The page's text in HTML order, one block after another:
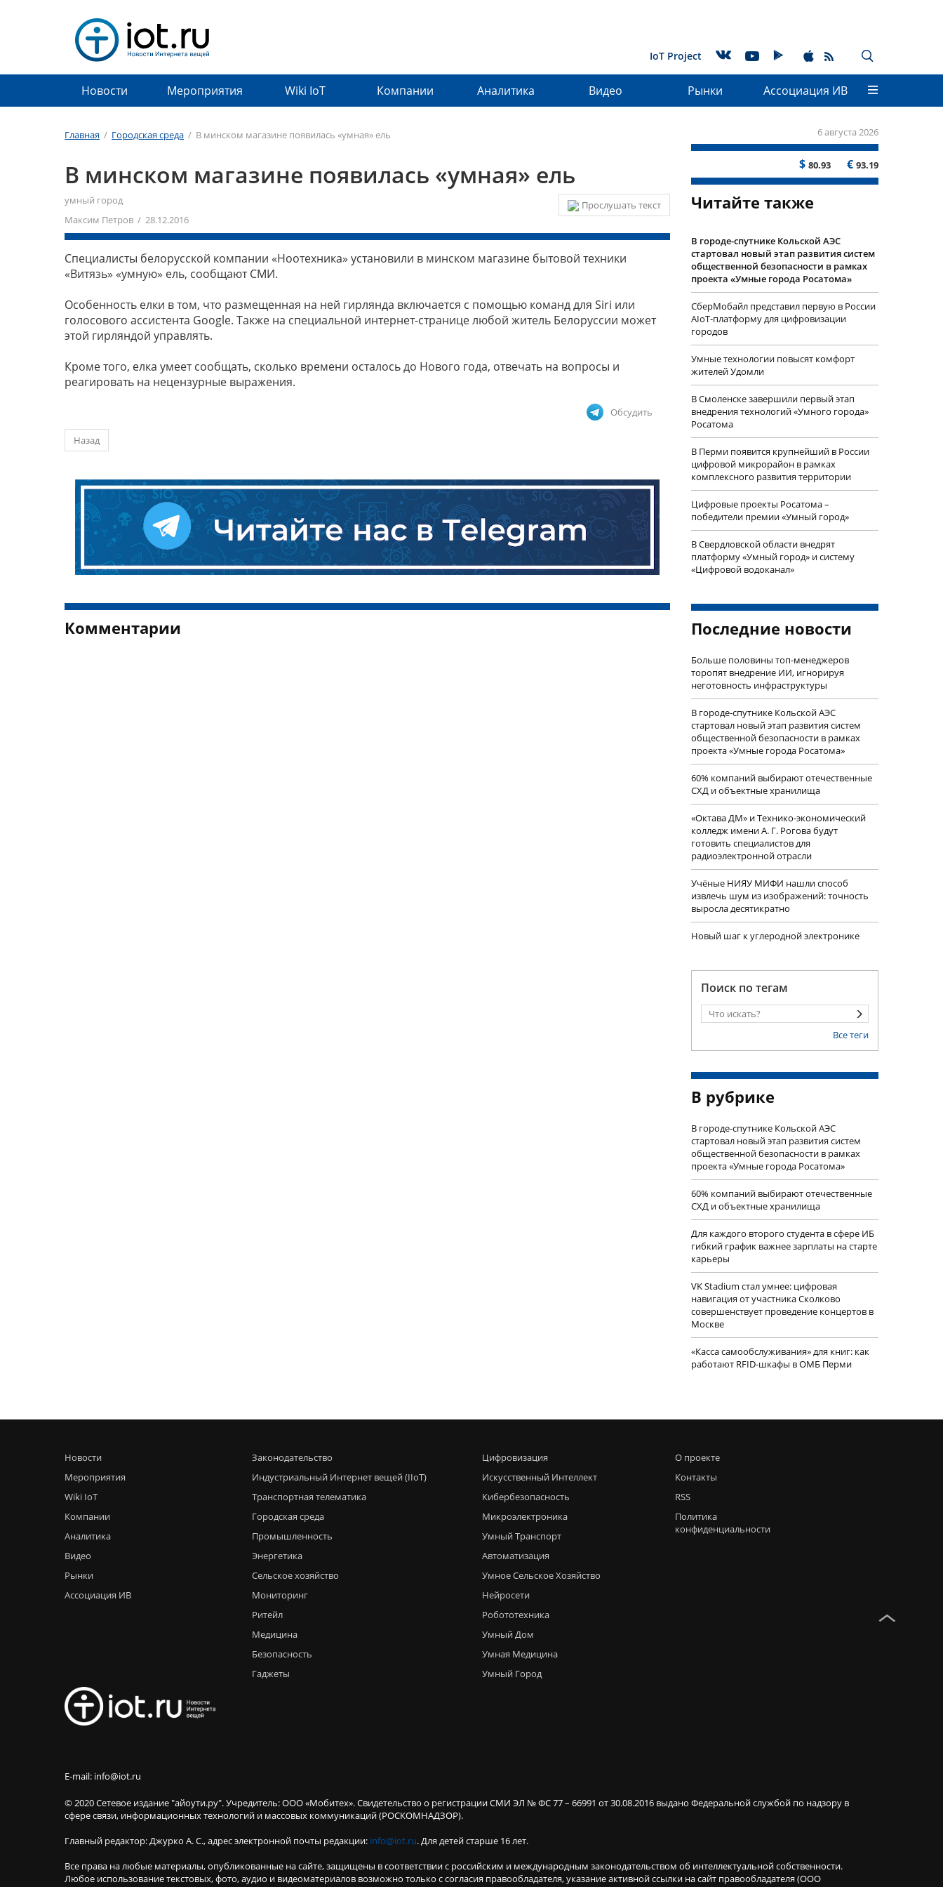
IoT Project
Новости Мероприятия Wiki IoT Компании Аналитика Видео Рынки Ассоциация ИВ
Главная / Городская среда / В минском магазине появилась «умная» ель 6 августа 2026
$ 80.93 € 93.19
В минском магазине появилась «умная» ель
Прослушать текст
умный город
Максим Петров / 28.12.2016
Специалисты белорусской компании «Ноотехника» установили в минском магазине бытовой техники
«Витязь» «умную» ель, сообщают СМИ.
Особенность елки в том, что размещенная на ней гирлянда включается с помощью команд для Siri или
голосового ассистента Google. Также на специальной интернет-странице любой житель Белоруссии может
этой гирляндой управлять.
Кроме того, елка умеет сообщать, сколько времени осталось до Нового года, отвечать на вопросы и
реагировать на нецензурные выражения.
Обсудить
Назад
Комментарии
Читайте также
В городе-спутнике Кольской АЭС
стартовал новый этап развития систем
общественной безопасности в рамках
проекта «Умные города Росатома»
СберМобайл представил первую в России
AIoT-платформу для цифровизации
городов
Умные технологии повысят комфорт
жителей Удомли
В Смоленске завершили первый этап
внедрения технологий «Умного города»
Росатома
В Перми появится крупнейший в России
цифровой микрорайон в рамках
комплексного развития территории
Цифровые проекты Росатома –
победители премии «Умный город»
В Свердловской области внедрят
платформу «Умный город» и систему
«Цифровой водоканал»
Последние новости
Больше половины топ-менеджеров
торопят внедрение ИИ, игнорируя
неготовность инфраструктуры
В городе-спутнике Кольской АЭС
стартовал новый этап развития систем
общественной безопасности в рамках
проекта «Умные города Росатома»
60% компаний выбирают отечественные
СХД и объектные хранилища
«Октава ДМ» и Технико-экономический
колледж имени А. Г. Рогова будут
готовить специалистов для
радиоэлектронной отрасли
Учëные НИЯУ МИФИ нашли способ
извлечь шум из изображений: точность
выросла десятикратно
Новый шаг к углеродной электронике
Поиск по тегам
Все теги
В рубрике
В городе-спутнике Кольской АЭС
стартовал новый этап развития систем
общественной безопасности в рамках
проекта «Умные города Росатома»
60% компаний выбирают отечественные
СХД и объектные хранилища
Для каждого второго студента в сфере ИБ
гибкий график важнее зарплаты на старте
карьеры
VK Stadium стал умнее: цифровая
навигация от участника Сколково
совершенствует проведение концертов в
Москве
«Касса самообслуживания» для книг: как
работают RFID-шкафы в ОМБ Перми
Новости
Мероприятия
Wiki IoT
Компании
Аналитика
Видео
Рынки
Ассоциация ИВ
Законодательство
Индустриальный Интернет вещей (IIoT)
Транспортная телематика
Городская среда
Промышленность
Энергетика
Сельское хозяйство
Мониторинг
Ритейл
Медицина
Безопасность
Гаджеты
Цифровизация
Искусственный Интеллект
Кибербезопасность
Микроэлектроника
Умный Транспорт
Автоматизация
Умное Сельское Хозяйство
Нейросети
Робототехника
Умный Дом
Умная Медицина
Умный Город
О проекте
Контакты
RSS
Политика
конфиденциальности
E-mail: info@iot.ru
© 2020 Сетевое издание "айоути.ру". Учредитель: ООО «Мобитех». Свидетельство о регистрации СМИ ЭЛ № ФС 77 – 66991 от 30.08.2016 выдано Федеральной службой по надзору в
сфере связи, информационных технологий и массовых коммуникаций (РОСКОМНАДЗОР).
Главный редактор: Джурко А. С., адрес электронной почты редакции: info@iot.ru. Для детей старше 16 лет.
Все права на любые материалы, опубликованные на сайте, защищены в соответствии с российским и международным законодательством об интеллектуальной собственности.
Любое использование текстовых, фото, аудио и видеоматериалов возможно только с согласия правообладателя, указание активной ссылки на сайт правообладателя (ООО